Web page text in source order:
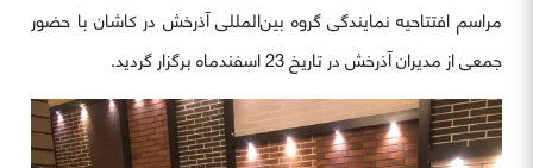
مراسم افتتاحیه نمایندگی گروه بین‌المللی آذرخش در کاشان با حضور
جمعی از مدیران آذرخش در تاریخ 23 اسفندماه برگزار گردید.